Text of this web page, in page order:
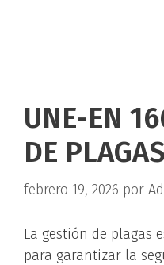
UNE-EN
DE PLAGAS
febrero 19, 2026 por
La gestión de plagas
para garantizar la